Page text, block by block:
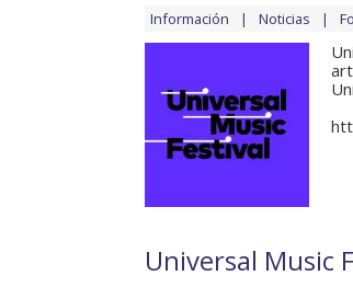
Información Noticias
Universal Music